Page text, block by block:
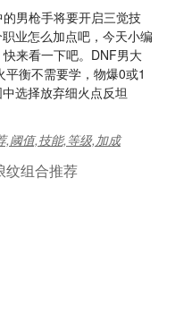
男枪手将要开启三觉技
业怎么加点吧，今天小编
来看一下吧。DNF男大
衡不需要学，物爆0或1
选择放弃细火点反坦
,阈值,技能,等级,加成